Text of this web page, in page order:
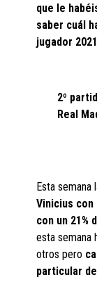
que le
saber cuál
jugador
2º
Real
Esta semana
Vinicius con
con un 21%
esta semana
otros pero
particular